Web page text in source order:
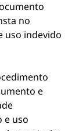
no
uso indevido
e
e uso